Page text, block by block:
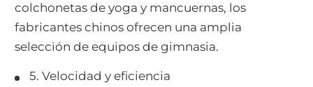
colchonetas de yoga y mancuernas, los
fabricantes chinos ofrecen una amplia
selección de equipos de gimnasia.
5. Velocidad y eficiencia